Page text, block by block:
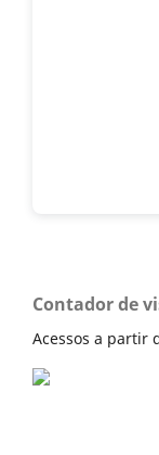
Contador de
Acessos a partir